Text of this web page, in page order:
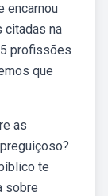
encarnou
na
profissões
que
as
te
sobre